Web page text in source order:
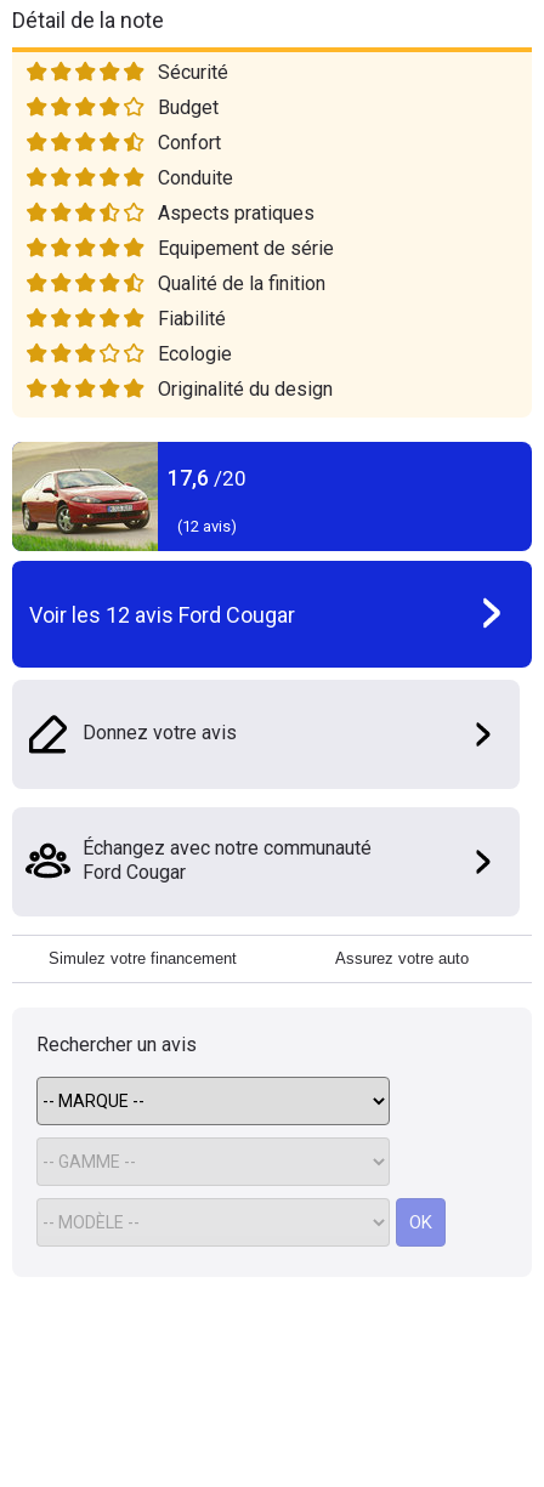
Détail de la note
Sécurité
Budget
Confort
Conduite
Aspects pratiques
Equipement de série
Qualité de la finition
Fiabilité
Ecologie
Originalité du design
17,6 /20
(12 avis)
Voir les 12 avis Ford Cougar
Donnez votre avis
Échangez avec notre communauté
Ford Cougar
Simulez votre financement Assurez votre auto
Rechercher un avis
OK